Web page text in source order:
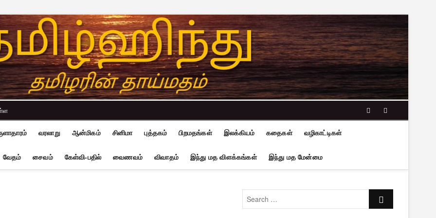
facebooktwitter
வரலாறு ஆன்மிகம் சினிமா புத்தகம் பிறமதங்கள் இலக்கியம் கதைகள் வழிகாட்டிகள்
வேதம் சைவம் கேள்வி-பதில் வைணவம் விவாதம் இந்து மத விளக்கங்கள் இந்து மத மேன்மை